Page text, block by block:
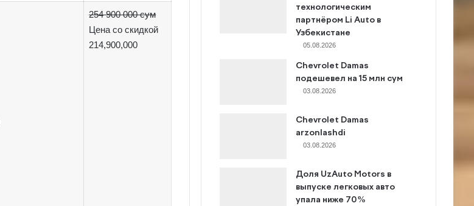
254 900 000 сум
Цена со скидкой
214,900,000
технологическим
партнёром Li Auto в
Узбекистане
05.08.2026
Chevrolet Damas
подешевел на 15 млн сум
03.08.2026
Chevrolet Damas
arzonlashdi
03.08.2026
Доля UzAuto Motors в
выпуске легковых авто
упала ниже 70%